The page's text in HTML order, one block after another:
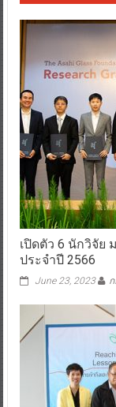
เปิดตัว 6 นักวิจัย
ประจำปี 2566
June 23, 2023